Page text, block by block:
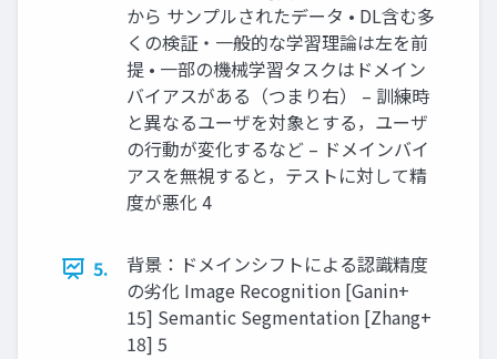
から サンプルされたデータ • DL含む多
くの検証・一般的な学習理論は左を前
提 • 一部の機械学習タスクはドメイン
バイアスがある（つまり右） – 訓練時
と異なるユーザを対象とする，ユーザ
の行動が変化するなど – ドメインバイ
アスを無視すると，テストに対して精
度が悪化 4
5.
背景：ドメインシフトによる認識精度
の劣化 Image Recognition [Ganin+
15] Semantic Segmentation [Zhang+
18] 5